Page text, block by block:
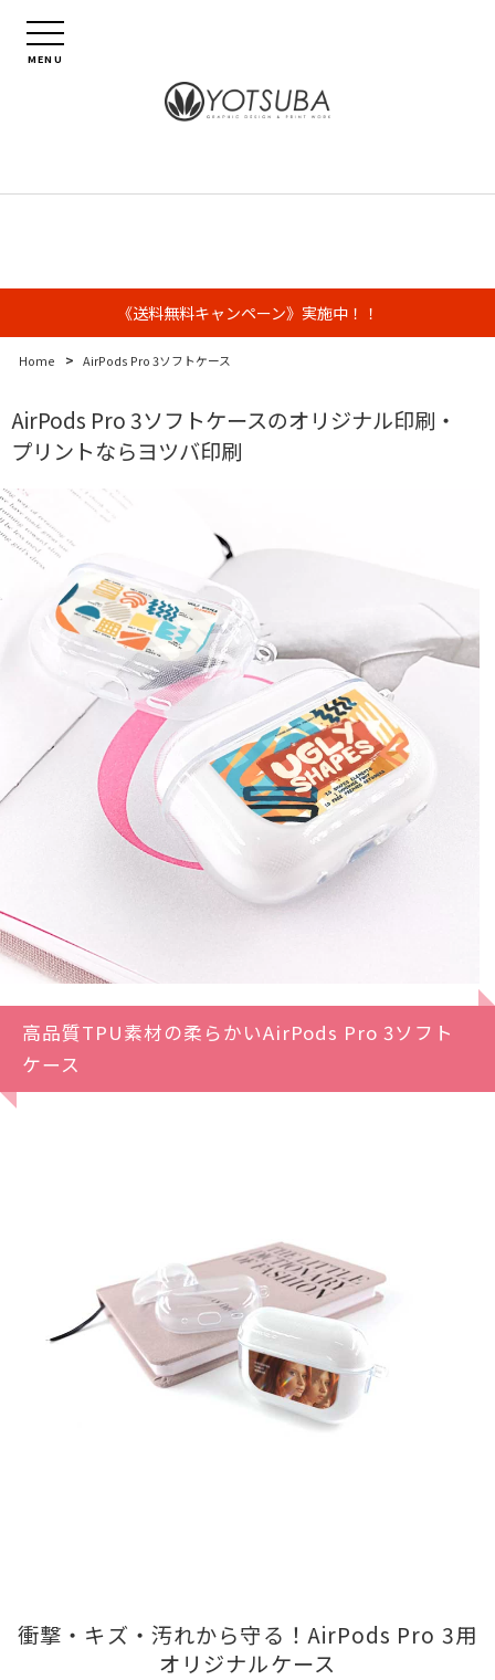
MENU
《送料無料キャンペーン》実施中！！
Home > AirPods Pro 3ソフトケース
AirPods Pro 3ソフトケースのオリジナル印刷・
プリントならヨツバ印刷
高品質TPU素材の柔らかいAirPods Pro 3ソフト
ケース
衝撃・キズ・汚れから守る！AirPods Pro 3用
オリジナルケース